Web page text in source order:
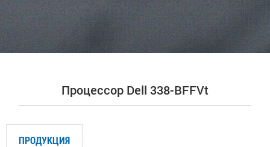
ГЛАВНАЯ
КОНФИГУРАТОР
КАТАЛОГ
УСЛУГИ
Процессор Dell 338-BFFVt
ПРОДУКЦИЯ